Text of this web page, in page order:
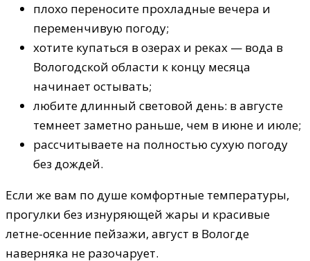
плохо переносите прохладные вечера и
переменчивую погоду;
хотите купаться в озерах и реках — вода в
Вологодской области к концу месяца
начинает остывать;
любите длинный световой день: в августе
темнеет заметно раньше, чем в июне и июле;
рассчитываете на полностью сухую погоду
без дождей.
Если же вам по душе комфортные температуры,
прогулки без изнуряющей жары и красивые
летне-осенние пейзажи, август в Вологде
наверняка не разочарует.